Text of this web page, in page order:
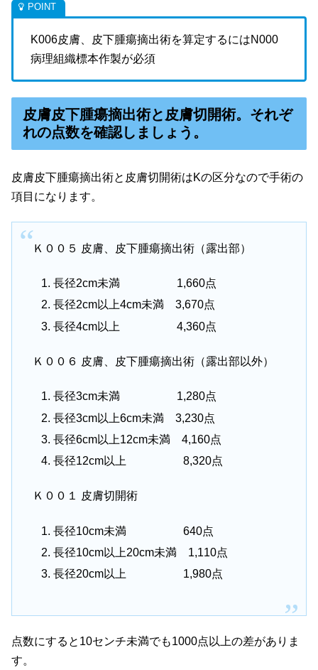
K006皮膚、皮下腫瘍摘出術を算定するにはN000
病理組織標本作製が必須
皮膚皮下腫瘍摘出術と皮膚切開術。それぞ
れの点数を確認しましょう。
皮膚皮下腫瘍摘出術と皮膚切開術はKの区分なので手術の
項目になります。
Ｋ００５ 皮膚、皮下腫瘍摘出術（露出部）
長径2cm未満 1,660点
長径2cm以上4cm未満 3,670点
長径4cm以上 4,360点
Ｋ００６ 皮膚、皮下腫瘍摘出術（露出部以外）
長径3cm未満 1,280点
長径3cm以上6cm未満 3,230点
長径6cm以上12cm未満 4,160点
長径12cm以上 8,320点
Ｋ００１ 皮膚切開術
長径10cm未満 640点
長径10cm以上20cm未満 1,110点
長径20cm以上 1,980点
点数にすると10センチ未満でも1000点以上の差がありま
す。